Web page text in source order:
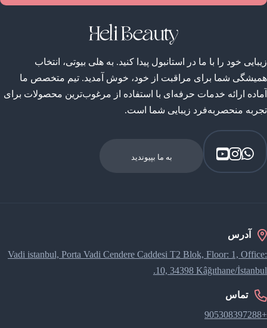
زیبایی خود را با ما در استانبول پیدا کنید. به هلی بیوتی، انتخاب
همیشگی شما برای مراقبت از خود، خوش آمدید. تیم متخصص ما
آماده ارائه خدمات حرفه‌ای با استفاده از مرغوب‌ترین محصولات برای
تجربه منحصربه‌فرد زیبایی شما است.
به ما بپیوندید
آدرس
Vadi istanbul, Porta Vadi Cendere Caddesi​ T2 Blok, Floor: 1, Office:
10, 34398 Kâğıthane/İstanbul.
تماس
+905308397288